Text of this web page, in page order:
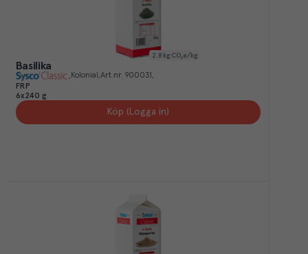
2.8 kg CO₂e/kg
Basilika
Kolonial Art.nr. 900031
FRP
6x240 g
Köp (Logga in)